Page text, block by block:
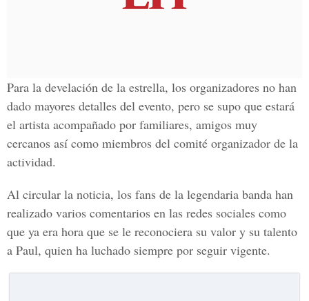
Para la develación de la estrella, los organizadores no han
dado mayores detalles del evento, pero se supo que estará
el artista acompañado por familiares, amigos muy
cercanos así como miembros del comité organizador de la
actividad.
Al circular la noticia, los fans de la legendaria banda han
realizado varios comentarios en las redes sociales como
que ya era hora que se le reconociera su valor y su talento
a Paul, quien ha luchado siempre por seguir vigente.